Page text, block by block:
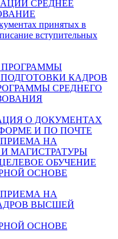
СРЕДНЕЕ
принятых в
вступительных
ПРОГРАММЫ
КАДРОВ
СРЕДНЕГО
О ДОКУМЕНТАХ
И ПО ПОЧТЕ
НА
МАГИСТРАТУРЫ
ОБУЧЕНИЕ
ОСНОВЕ
НА
ВЫСШЕЙ
ОСНОВЕ